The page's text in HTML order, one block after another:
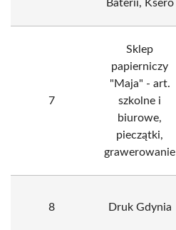
Baterii, Ksero
7
Sklep
papierniczy
"Maja" - art.
szkolne i
biurowe,
pieczątki,
grawerowanie
8 Druk Gdynia